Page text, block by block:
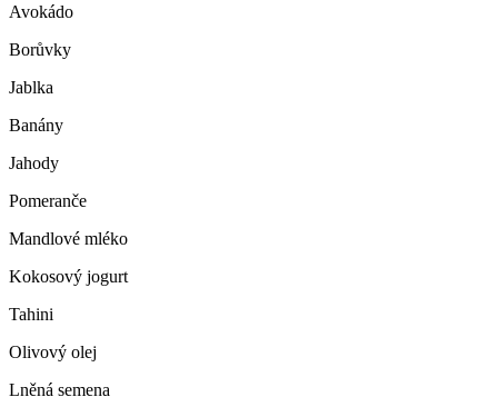
Avokádo
Borůvky
Jablka
Banány
Jahody
Pomeranče
Mandlové mléko
Kokosový jogurt
Tahini
Olivový olej
Lněná semena